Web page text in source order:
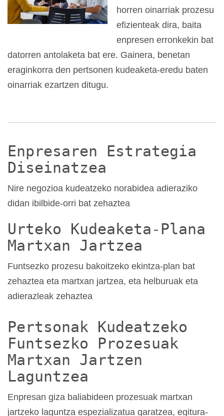
horren oinarriak prozesu
efizienteak dira, baita
enpresen erronkekin bat
datorren antolaketa bat ere. Gainera, benetan
eraginkorra den pertsonen kudeaketa-eredu baten
oinarriak ezartzen ditugu.
Enpresaren Estrategia
Diseinatzea
Nire negozioa kudeatzeko norabidea adieraziko
didan ibilbide-orri bat zehaztea
Urteko Kudeaketa-Plana
Martxan Jartzea
Funtsezko prozesu bakoitzeko ekintza-plan bat
zehaztea eta martxan jartzea, eta helburuak eta
adierazleak zehaztea
Pertsonak Kudeatzeko
Funtsezko Prozesuak
Martxan Jartzen
Laguntzea
Enpresan giza baliabideen prozesuak martxan
jartzeko laguntza espezializatua garatzea, egitura-